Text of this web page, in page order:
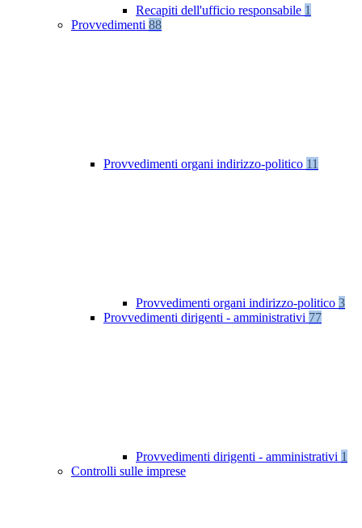
Recapiti dell'ufficio responsabile 1
Provvedimenti 88
Provvedimenti organi indirizzo-politico 11
Provvedimenti organi indirizzo-politico 3
Provvedimenti dirigenti - amministrativi 77
Provvedimenti dirigenti - amministrativi 1
Controlli sulle imprese